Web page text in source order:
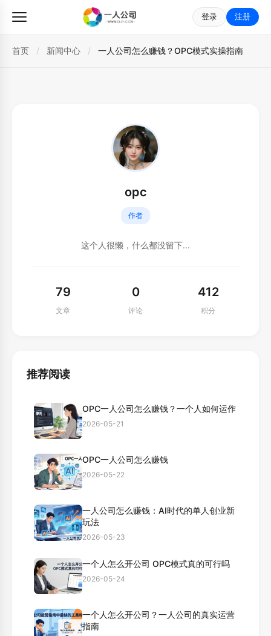
登录 注册
首页 / 新闻中心 / 一人公司怎么赚钱？OPC模式实操指南
opc
作者
这个人很懒，什么都没留下...
79
文章
0
评论
412
积分
推荐阅读
OPC一人公司怎么赚钱？一个人如何运作
2026-05-21
OPC一人公司怎么赚钱
2026-05-22
一人公司怎么赚钱：AI时代的单人创业新
玩法
2026-05-23
一个人怎么开公司 OPC模式真的可行吗
2026-05-24
一个人怎么开公司？一人公司的真实运营
指南